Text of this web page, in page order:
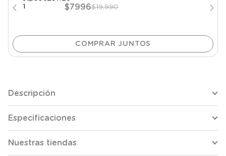
$7996$19.990
Descripción
Especificaciones
Nuestras tiendas